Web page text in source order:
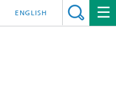
ENGLISH